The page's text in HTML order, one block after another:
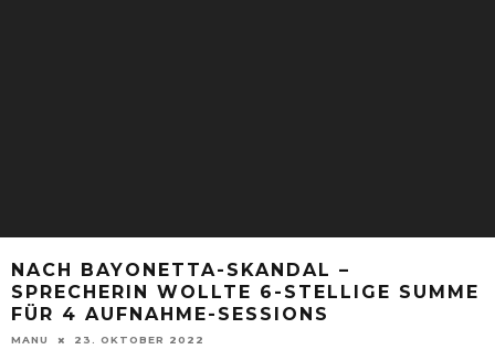
NACH BAYONETTA-SKANDAL –
SPRECHERIN WOLLTE 6-STELLIGE SUMME
FÜR 4 AUFNAHME-SESSIONS
MANU 23. OKTOBER 2022